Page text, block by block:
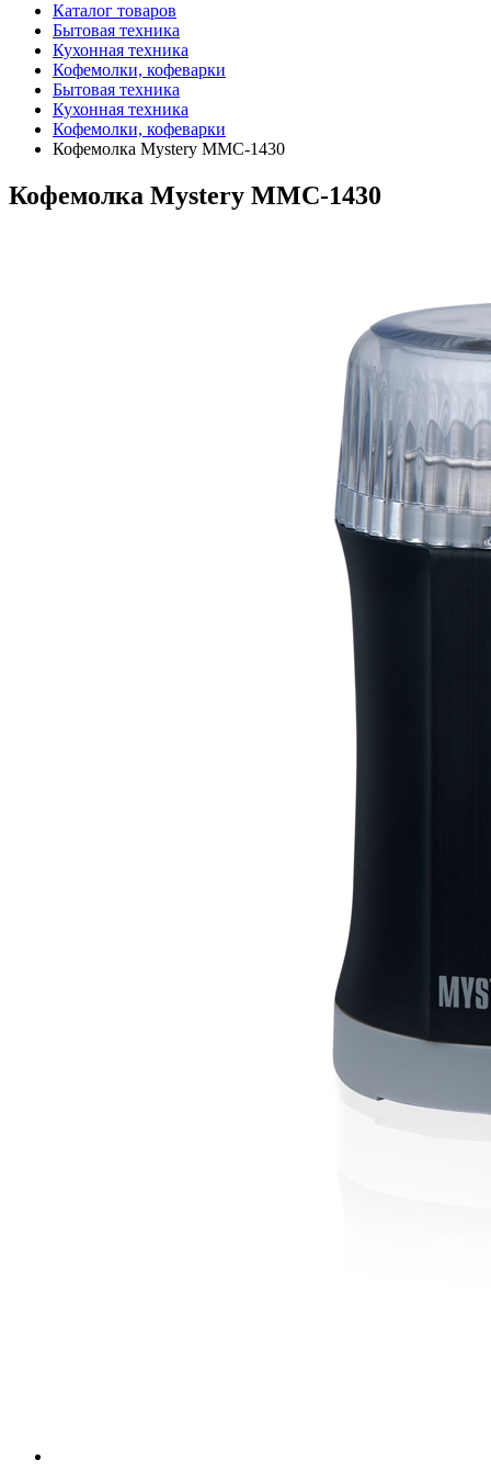
Каталог товаров
Бытовая техника
Кухонная техника
Кофемолки, кофеварки
Бытовая техника
Кухонная техника
Кофемолки, кофеварки
Кофемолка Mystery MMC-1430
Кофемолка Mystery MMC-1430